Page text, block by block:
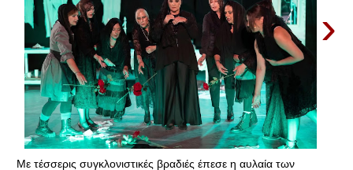
›
Με τέσσερις συγκλονιστικές βραδιές έπεσε η αυλαία των